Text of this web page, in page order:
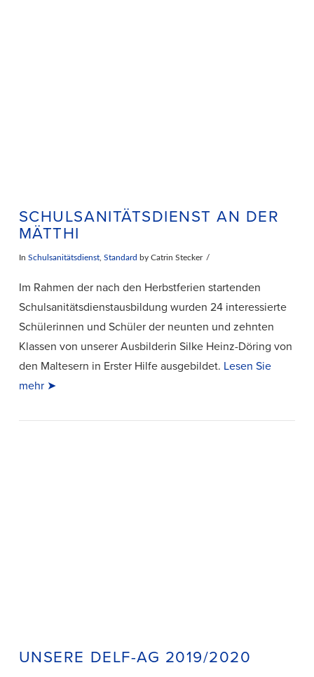
SCHULSANITÄTSDIENST AN DER
MÄTTHI
In Schulsanitätsdienst, Standard by Catrin Stecker
Im Rahmen der nach den Herbstferien startenden
Schulsanitätsdienstausbildung wurden 24 interessierte
Schülerinnen und Schüler der neunten und zehnten
Klassen von unserer Ausbilderin Silke Heinz-Döring von
den Maltesern in Erster Hilfe ausgebildet. Lesen Sie
mehr ➤
UNSERE DELF-AG 2019/2020